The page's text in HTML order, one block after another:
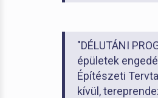
"DÉLUTÁNI
épületek
Építészeti
kívül,